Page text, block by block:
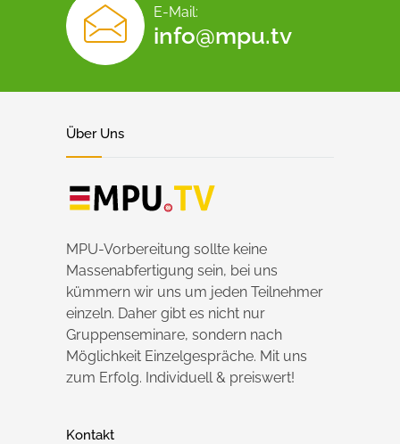
E-Mail:
info@mpu.tv
Über Uns
MPU-Vorbereitung sollte keine
Massenabfertigung sein, bei uns
kümmern wir uns um jeden Teilnehmer
einzeln. Daher gibt es nicht nur
Gruppenseminare, sondern nach
Möglichkeit Einzelgespräche. Mit uns
zum Erfolg. Individuell & preiswert!
Kontakt